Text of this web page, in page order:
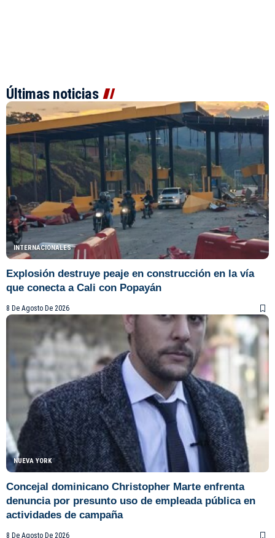
Últimas noticias
INTERNACIONALES
Explosión destruye peaje en construcción en la vía
que conecta a Cali con Popayán
8 De Agosto De 2026
NUEVA YORK
Concejal dominicano Christopher Marte enfrenta
denuncia por presunto uso de empleada pública en
actividades de campaña
8 De Agosto De 2026